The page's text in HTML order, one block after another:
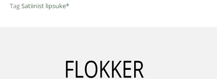
TagSatiinist lipsuke*